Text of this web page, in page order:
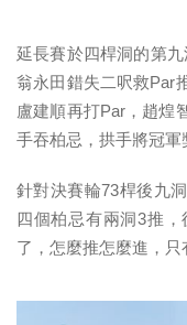
延長賽於四桿洞的第
翁永田錯失二呎救Par
盧建 順再打Par，趙煌
手吞柏忌，拱手將冠軍
針對決賽輪73桿後九
四個柏忌有兩洞3推
了， 怎麼推怎麼進，只